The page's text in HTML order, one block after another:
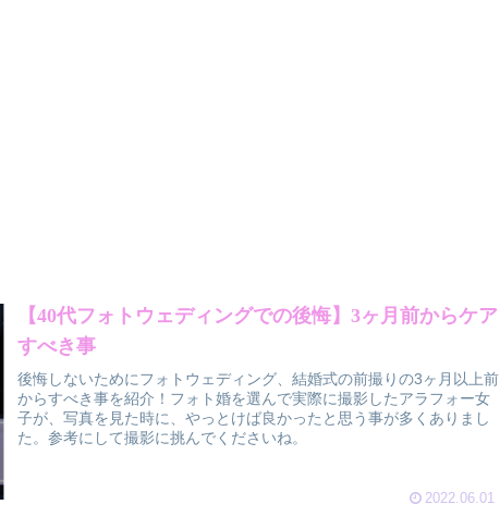
【40代フォトウェディングでの後悔】3ヶ月前からケア
すべき事
後悔しないためにフォトウェディング、結婚式の前撮りの3ヶ月以上前
からすべき事を紹介！フォト婚を選んで実際に撮影したアラフォー女
子が、写真を見た時に、やっとけば良かったと思う事が多くありまし
た。参考にして撮影に挑んでくださいね。
2022.06.01